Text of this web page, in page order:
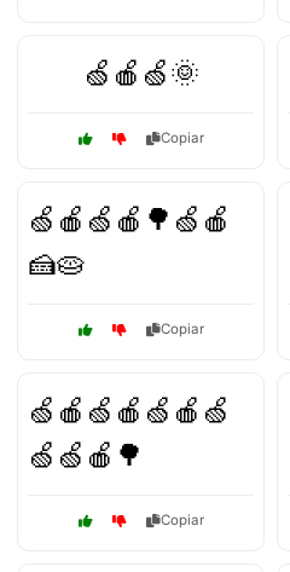
🍏🍎🍏🌞
Copiar
🍏🍎🍏🍎🌳🍏🍎
🍰🥧
Copiar
🍏🍎🍏🍎🍏🍎🍏
🍏🍏🍎🌳
Copiar